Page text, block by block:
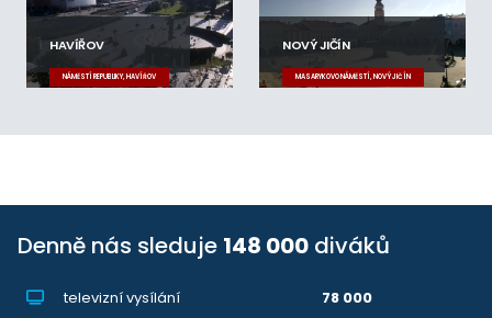
HAVÍŘOV
NÁMĚSTÍ REPUBLIKY, HAVÍŘOV
NOVÝ JIČÍN
MASARYKOVO NÁMĚSTÍ, NOVÝ JIČÍN
Denně nás sleduje 148 000 diváků
televizní vysílání
78 000